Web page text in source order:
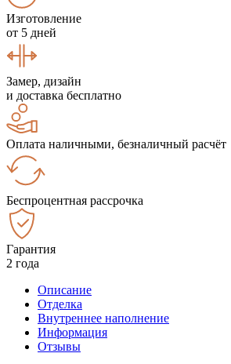
Изготовление
от 5 дней
Замер, дизайн
и доставка бесплатно
Оплата наличными, безналичный расчёт
Беспроцентная рассрочка
Гарантия
2 года
Описание
Отделка
Внутреннее наполнение
Информация
Отзывы